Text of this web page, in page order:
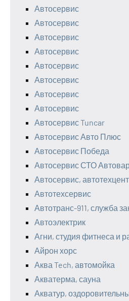
Автосервис
Автосервис
Автосервис
Автосервис
Автосервис
Автосервис
Автосервис
Автосервис
Автосервис Tuncar
Автосервис Авто Плюс
Автосервис Победа
Автосервис СТО
Автосервис,
Автотехсервис
Автотранс-911, служба
Автоэлектрик
Агни, студия фитнеса и
Айрон хорс
Аква Tech, автомойка
Акватерма, сауна
Акватур,